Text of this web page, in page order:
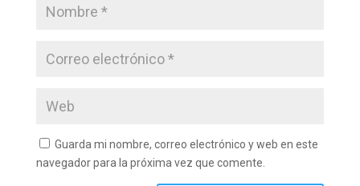
Guarda mi nombre, correo electrónico y web en este
navegador para la próxima vez que comente.